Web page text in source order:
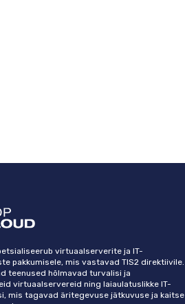
virtuaalserverite ja IT-
pakkumisele, mis vastavad TIS2 direktiivile.
teenused hõlmavad turvalisi ja
virtuaalservereid ning laiaulatuslikke IT-
mis tagavad äritegevuse jätkuvuse ja kaitse